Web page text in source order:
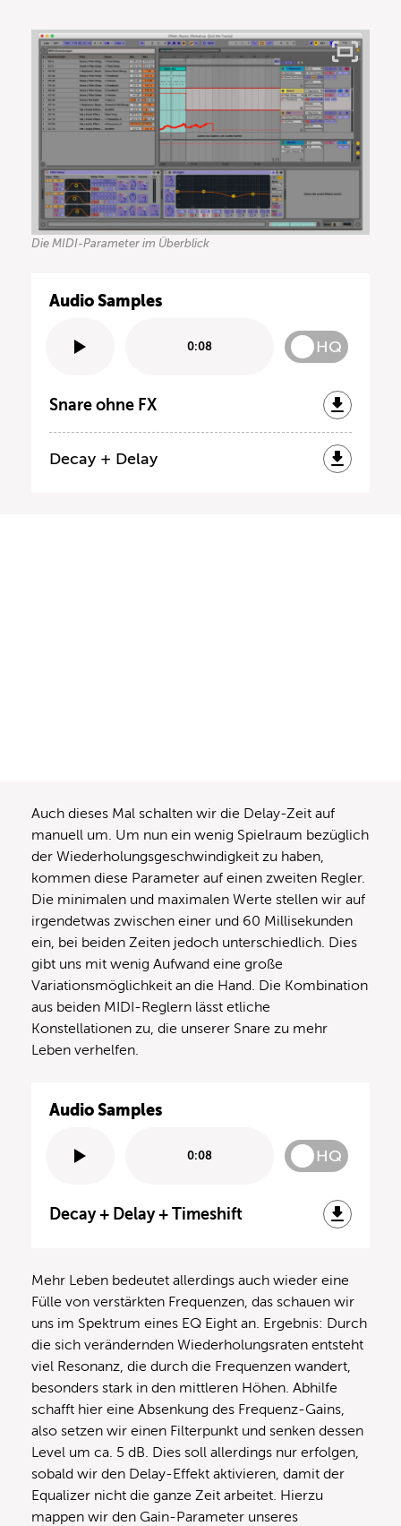
Die MIDI-Parameter im Überblick
Audio Samples
0:08 HQ
Snare ohne FX
Decay + Delay
Auch dieses Mal schalten wir die Delay-Zeit auf
manuell um. Um nun ein wenig Spielraum bezüglich
der Wiederholungsgeschwindigkeit zu haben,
kommen diese Parameter auf einen zweiten Regler.
Die minimalen und maximalen Werte stellen wir auf
irgendetwas zwischen einer und 60 Millisekunden
ein, bei beiden Zeiten jedoch unterschiedlich. Dies
gibt uns mit wenig Aufwand eine große
Variationsmöglichkeit an die Hand. Die Kombination
aus beiden MIDI-Reglern lässt etliche
Konstellationen zu, die unserer Snare zu mehr
Leben verhelfen.
Audio Samples
0:08 HQ
Decay + Delay + Timeshift
Mehr Leben bedeutet allerdings auch wieder eine
Fülle von verstärkten Frequenzen, das schauen wir
uns im Spektrum eines EQ Eight an. Ergebnis: Durch
die sich verändernden Wiederholungsraten entsteht
viel Resonanz, die durch die Frequenzen wandert,
besonders stark in den mittleren Höhen. Abhilfe
schafft hier eine Absenkung des Frequenz-Gains,
also setzen wir einen Filterpunkt und senken dessen
Level um ca. 5 dB. Dies soll allerdings nur erfolgen,
sobald wir den Delay-Effekt aktivieren, damit der
Equalizer nicht die ganze Zeit arbeitet. Hierzu
mappen wir den Gain-Parameter unseres